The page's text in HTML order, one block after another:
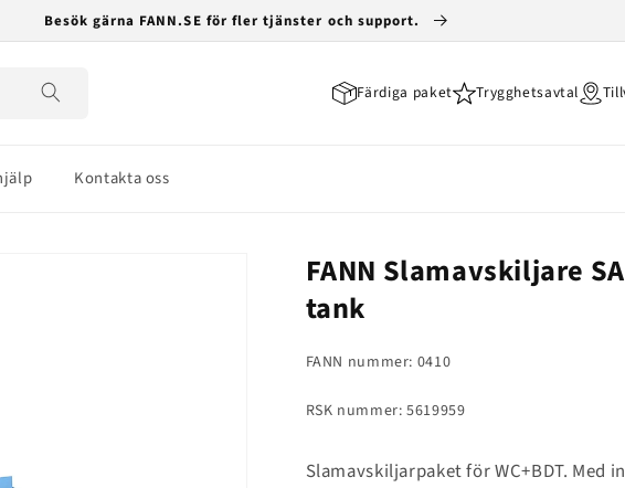
Besök gärna FANN.SE för fler tjänster och support.
Färdiga paket Trygghetsavtal
Kontakta oss
FANN Slamavskiljare
tank
FANN nummer: 0410
RSK nummer: 5619959
Slamavskiljarpaket för WC+BDT. Med